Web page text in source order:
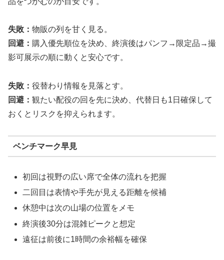
失敗： 物販の列を甘く見る。
回避： 購入優先順位を決め、終演後はパンフ→限定品→撮
影可展示の順に動くと安心です。
失敗： 役替わり情報を見落とす。
回避： 観たい配役の回を先に決め、代替日も1日確保して
おくとリスクを抑えられます。
ベンチマーク早見
初回は視野の広い席で全体の流れを把握
二回目は表情や手先が見える距離を候補
休憩中は次の山場の位置をメモ
終演後30分は混雑ピークと想定
遠征は前後に1時間の余裕幅を確保